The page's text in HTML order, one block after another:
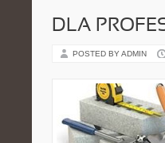
DLA
POSTED BY ADMIN